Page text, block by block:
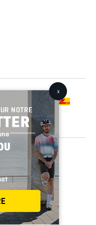
réalisés avec con
légal